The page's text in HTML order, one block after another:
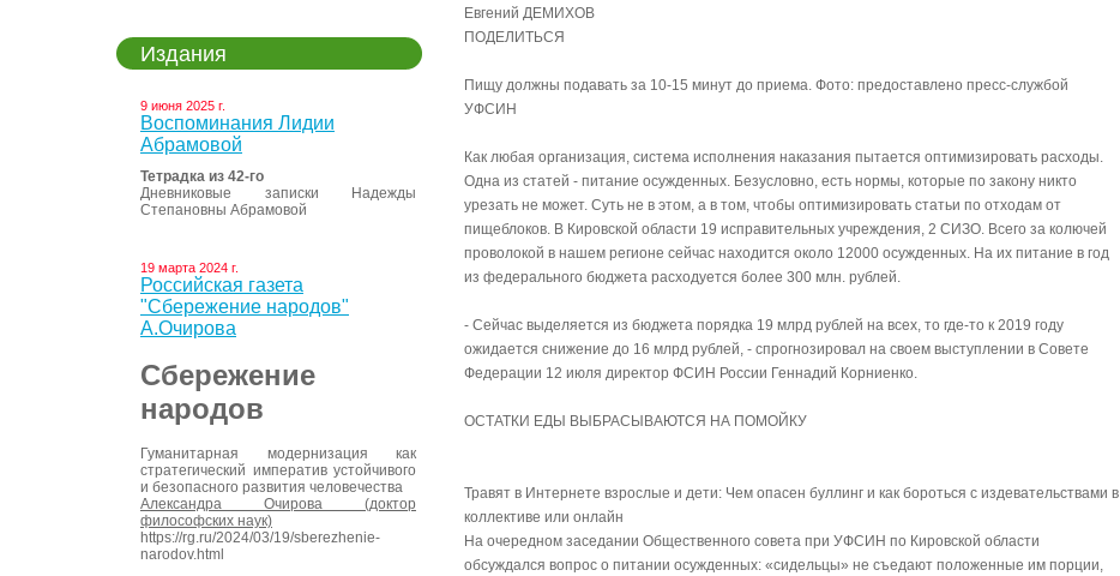
Издания
9 июня 2025 г.
Воспоминания Лидии
Абрамовой
Тетрадка из 42-го
Дневниковые записки Надежды
Степановны Абрамовой
19 марта 2024 г.
Российская газета
"Сбережение народов"
А.Очирова
Сбережение
народов
Гуманитарная модернизация как
стратегический императив устойчивого
и безопасного развития человечества
Александра Очирова (доктор
философских наук)
https://rg.ru/2024/03/19/sberezhenie-
narodov.html
Евгений ДЕМИХОВ
ПОДЕЛИТЬСЯ
Пищу должны подавать за 10-15 минут до приема. Фото: предоставлено пресс-службой
УФСИН
Как любая организация, система исполнения наказания пытается оптимизировать расходы.
Одна из статей - питание осужденных. Безусловно, есть нормы, которые по закону никто
урезать не может. Суть не в этом, а в том, чтобы оптимизировать статьи по отходам от
пищеблоков. В Кировской области 19 исправительных учреждения, 2 СИЗО. Всего за колючей
проволокой в нашем регионе сейчас находится около 12000 осужденных. На их питание в год
из федерального бюджета расходуется более 300 млн. рублей.
- Сейчас выделяется из бюджета порядка 19 млрд рублей на всех, то где-то к 2019 году
ожидается снижение до 16 млрд рублей, - спрогнозировал на своем выступлении в Совете
Федерации 12 июля директор ФСИН России Геннадий Корниенко.
ОСТАТКИ ЕДЫ ВЫБРАСЫВАЮТСЯ НА ПОМОЙКУ
Травят в Интернете взрослые и дети: Чем опасен буллинг и как бороться с издевательствами в
коллективе или онлайн
На очередном заседании Общественного совета при УФСИН по Кировской области
обсуждался вопрос о питании осужденных: «сидельцы» не съедают положенные им порции,